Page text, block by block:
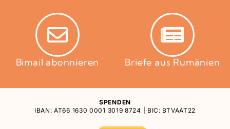
Bimail abonnieren Briefe aus Rumänien
SPENDEN
IBAN: AT66 1630 0001 3019 8724 | BIC: BTVAAT22